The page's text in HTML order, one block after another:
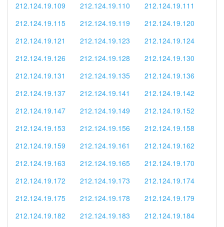
212.124.19.109
212.124.19.110
212.124.19.111
212.124.19.115
212.124.19.119
212.124.19.120
212.124.19.121
212.124.19.123
212.124.19.124
212.124.19.126
212.124.19.128
212.124.19.130
212.124.19.131
212.124.19.135
212.124.19.136
212.124.19.137
212.124.19.141
212.124.19.142
212.124.19.147
212.124.19.149
212.124.19.152
212.124.19.153
212.124.19.156
212.124.19.158
212.124.19.159
212.124.19.161
212.124.19.162
212.124.19.163
212.124.19.165
212.124.19.170
212.124.19.172
212.124.19.173
212.124.19.174
212.124.19.175
212.124.19.178
212.124.19.179
212.124.19.182
212.124.19.183
212.124.19.184